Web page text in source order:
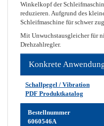
Winkelkopf der
reduzieren. Aufgrund des
Schleifmaschine für schwer
Mit Unwuchstausgleicher für
Drehzahlregler.
Konkrete
Schallpegel / Vibration
PDF Produktkatalog
Bestellnummer
6060546A